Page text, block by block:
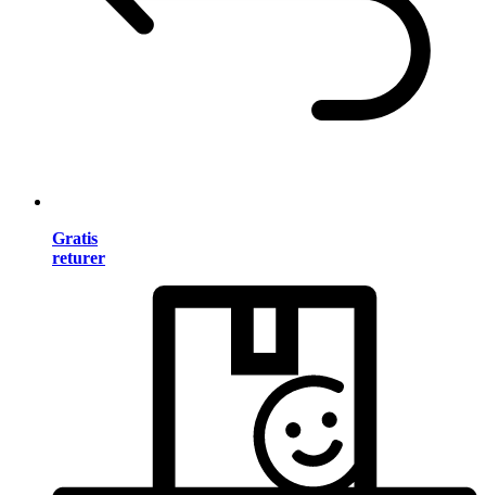
Gratis
returer